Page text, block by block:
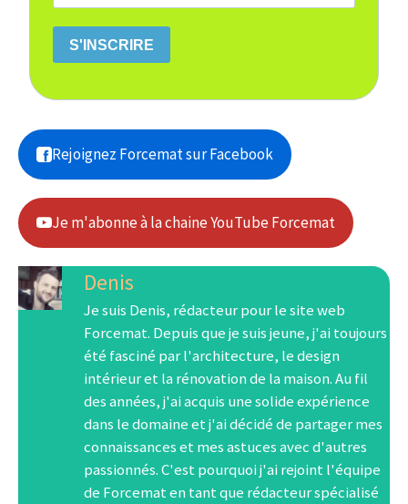
S'INSCRIRE
Rejoignez Forcemat sur Facebook
Je m'abonne à la chaine YouTube Forcemat
Denis
Je suis Denis, rédacteur pour le site web
Forcemat. Depuis que je suis jeune, j'ai toujours
été fasciné par l'architecture, le design
intérieur et la rénovation de la maison. Au fil
des années, j'ai acquis une solide expérience
dans le domaine et j'ai décidé de partager mes
connaissances et mes astuces avec d'autres
passionnés. C'est pourquoi j'ai rejoint l'équipe
de Forcemat en tant que rédacteur spécialisé